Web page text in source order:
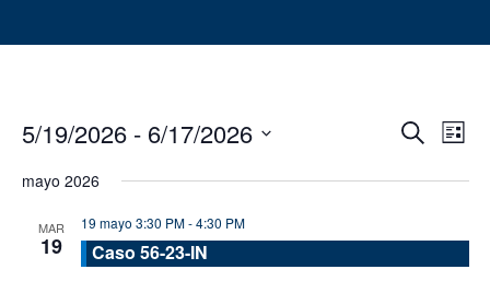
vistas
Buscar
Lista
5/19/2026 - 6/17/2026
fecha.
mayo 2026
MAR
19
19 mayo 3:30 PM-4:30 PM
Caso 56-23-IN